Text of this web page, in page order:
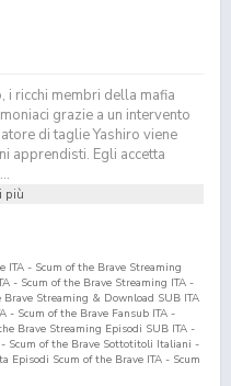
i ricchi membri della mafia
grazie a un intervento
di taglie Yashiro viene
apprendisti. Egli accetta
più
ITA - Scum of the Brave Streaming
- Scum of the Brave Streaming ITA -
Streaming & Download SUB ITA
- Scum of the Brave Fansub ITA -
Brave Streaming Episodi SUB ITA -
Scum of the Brave Sottotitoli Italiani -
Episodi Scum of the Brave ITA - Scum